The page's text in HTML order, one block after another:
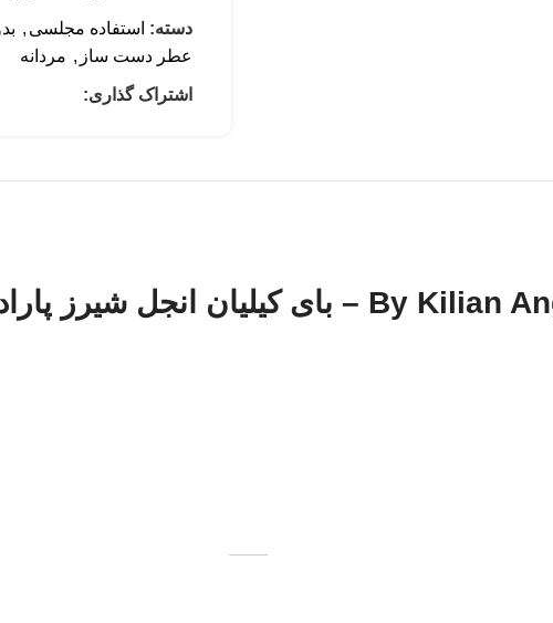
دسته: استفاده مجلسی ,
عطر دست ساز , مردانه
اشتراک گذاری: